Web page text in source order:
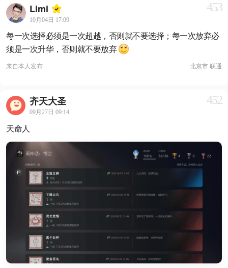
Limi
10月04日 17:09
453
每一次选择必须是一次超越，否则就不要选择；每一次放弃必
须是一次升华，否则就不要放弃
来自本人发布 北京市 联通
齐天大圣
09月27日 09:14
452
天命人